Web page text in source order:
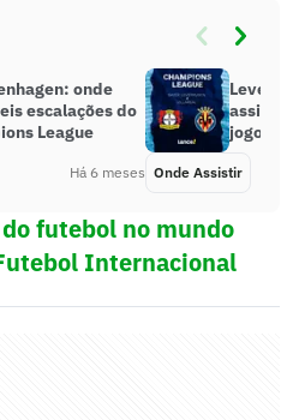
onde
escalações do
League
Há 6 meses
assistir
jogo
Onde Assistir
futebol no mundo
Internacional